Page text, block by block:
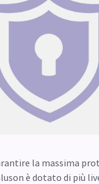
la massima
è dotato di più